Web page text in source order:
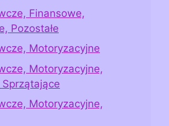
Finansowe,
Pozostałe
Motoryzacyjne
Motoryzacyjne,
Motoryzacyjne,